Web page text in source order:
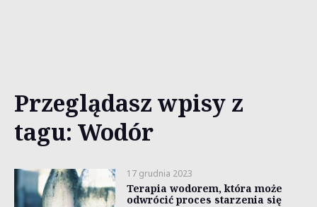
Przeglądasz wpisy z
tagu: Wodór
17 grudnia 2023
Terapia wodorem, która może
odwrócić proces starzenia się